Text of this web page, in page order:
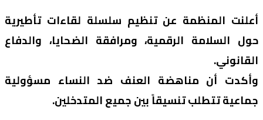
أعلنت المنظمة عن تنظيم سلسلة لقاءات تأطيرية
حول السلامة الرقمية، ومرافقة الضحايا، والدفاع
القانوني.
وأكدت أن مناهضة العنف ضد النساء مسؤولية
جماعية تتطلب تنسيقاً بين جميع المتدخلين.